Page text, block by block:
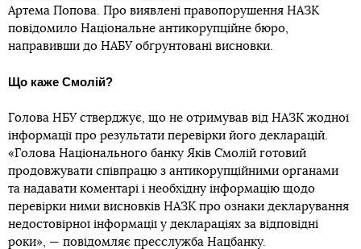
Артема Попова. Про виявлені правопорушення НАЗК
повідомило Національне антикорупційне бюро,
направивши до НАБУ обґрунтовані висновки.
Що каже Смолій?
Голова НБУ стверджує, що не отримував від НАЗК жодної
інформації про результати перевірки його декларацій.
«Голова Національного банку Яків Смолій готовий
продовжувати співпрацю з антикорупційними органами
та надавати коментарі і необхідну інформацію щодо
перевірки ними висновків НАЗК про ознаки декларування
недостовірної інформації у деклараціях за відповідні
роки», — повідомляє пресслужба Нацбанку.